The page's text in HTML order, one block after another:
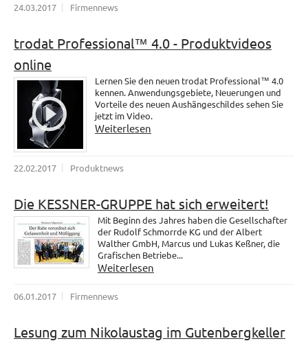
24.03.2017 Firmennews
trodat Professional™ 4.0 - Produktvideos
online
Lernen Sie den neuen trodat Professional™ 4.0
kennen. Anwendungsgebiete, Neuerungen und
Vorteile des neuen Aushängeschildes sehen Sie
jetzt im Video.
Weiterlesen
22.02.2017 Produktnews
Die KESSNER-GRUPPE hat sich erweitert!
Mit Beginn des Jahres haben die Gesellschafter
der Rudolf Schmorrde KG und der Albert
Walther GmbH, Marcus und Lukas Keßner, die
Grafischen Betriebe...
Weiterlesen
06.01.2017 Firmennews
Lesung zum Nikolaustag im Gutenbergkeller